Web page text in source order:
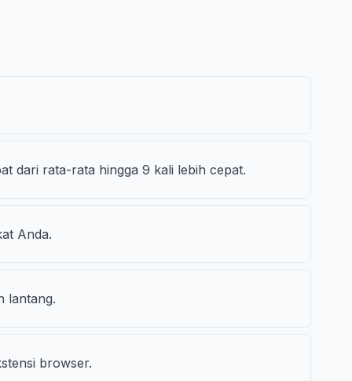
dari rata-rata hingga 9 kali lebih cepat.
Anda.
lantang.
browser.